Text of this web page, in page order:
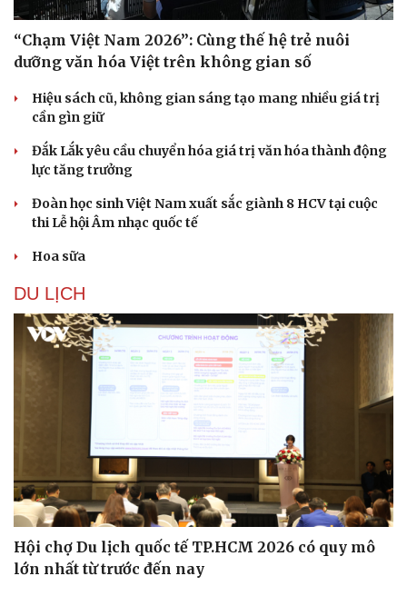
“Chạm Việt Nam 2026”: Cùng thế hệ trẻ nuôi
dưỡng văn hóa Việt trên không gian số
Hiệu sách cũ, không gian sáng tạo mang nhiều giá trị
cần gìn giữ
Đắk Lắk yêu cầu chuyển hóa giá trị văn hóa thành động
lực tăng trưởng
Đoàn học sinh Việt Nam xuất sắc giành 8 HCV tại cuộc
thi Lễ hội Âm nhạc quốc tế
Hoa sữa
DU LỊCH
Hội chợ Du lịch quốc tế TP.HCM 2026 có quy mô
lớn nhất từ trước đến nay